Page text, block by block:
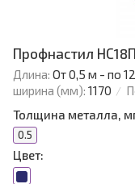
Профнастил
Длина: От 0,5 м - по
ширина (мм): 1170
Толщина металла,
0.5
Цвет: